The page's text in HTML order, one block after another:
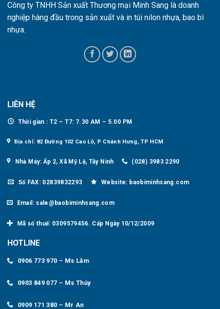
Công ty TNHH Sản xuất Thương mại Minh Sang là doanh
nghiệp hàng đầu trong sản xuất và in túi nilon nhựa, bao bì
nhựa.
LIÊN HỆ
Thời gian : T2 – T7: 7.30 AM – 5.00 PM
Địa chỉ: 82 Đường 102 Cao Lỗ, P Chánh Hưng, TP HCM
Nhà Máy: Ấp 2, Xã Mỹ Lệ, Tây Ninh (028) 3983 2290
Số FAX: 02839832293 Website: baobiminhsang.com
Email: sale@baobiminhsang.com
Mã số thuế: 0309579456. Cấp Ngày 10/12/2009
HOTLINE
0906 773 970 – Ms Lắm
0903 849 077 – Ms Thúy
0909 171 380 – Mr An